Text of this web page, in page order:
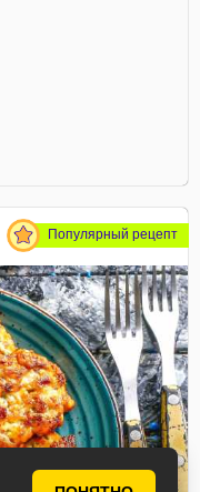
Популярный рецепт